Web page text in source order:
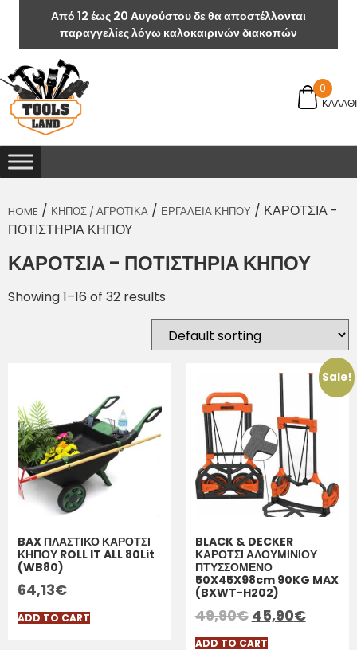
Από 12 έως 20 Αυγούστου δε θα αποστέλλονται
παραγγελίες λόγω καλοκαιρινών διακοπών
ΚΑΛΑΘΙ
0
HOME / ΚΗΠΟΣ / ΑΓΡΟΤΙΚΑ / ΕΡΓΑΛΕΙΑ ΚΗΠΟΥ / ΚΑΡΟΤΣΙΑ -
ΠΟΤΙΣΤΗΡΙΑ ΚΗΠΟΥ
ΚΑΡΟΤΣΙΑ - ΠΟΤΙΣΤΗΡΙΑ ΚΗΠΟΥ
Showing 1–16 of 32 results
BAX ΠΛΑΣΤΙΚΟ ΚΑΡΟΤΣΙ
ΚΗΠΟΥ ROLL IT ALL 80Lit
(WB80)
64,13€
ADD TO CART
Sale!
BLACK & DECKER
ΚΑΡΟΤΣΙ ΑΛΟΥΜΙΝΙΟΥ
ΠΤΥΣΣΟΜΕΝΟ
50X45X98cm 90KG MAX
(BXWT-H202)
49,90€ 45,90€
ADD TO CART